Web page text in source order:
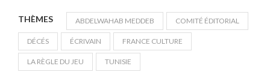
THÈMES ABDELWAHAB MEDDEB COMITÉ ÉDITORIAL
DÉCÉS ÉCRIVAIN FRANCE CULTURE
LA RÈGLE DU JEU TUNISIE